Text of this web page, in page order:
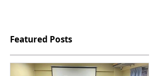
Featured Posts